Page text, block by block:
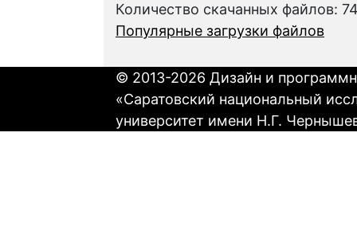
Количество скачанных файлов:
Популярные загрузки файлов
© 2013-2026 Дизайн и
«Саратовский национальный
университет имени Н.Г.